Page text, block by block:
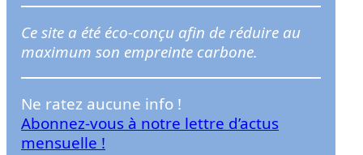
h
e
r
e
r
Ce site a été éco-conçu afin de réduire au
maximum son empreinte carbone.
Ne ratez aucune info !
Abonnez-vous à notre lettre d’actus
mensuelle !